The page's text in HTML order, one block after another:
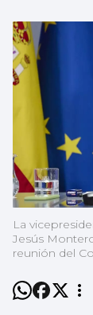
La
Jesús
reunión del